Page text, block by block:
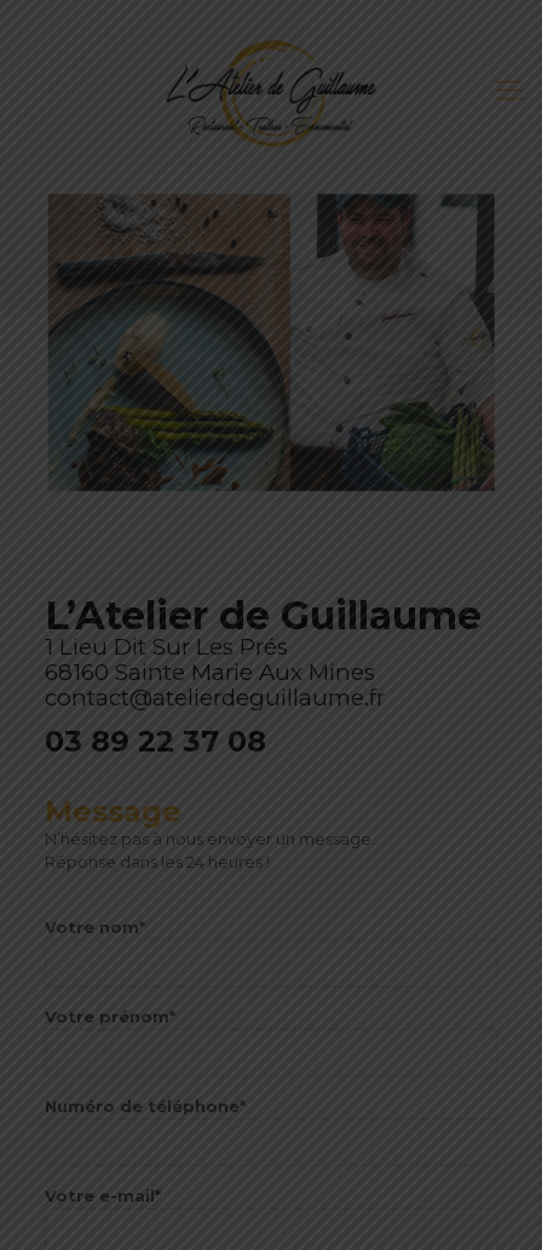
L’Atelier de Guillaume
1 Lieu Dit Sur Les Prés
68160 Sainte Marie Aux Mines
contact@atelierdeguillaume.fr
03 89 22 37 08
Message
N’hésitez pas à nous envoyer un message.
Réponse dans les 24 heures !
Votre nom*
Votre prénom*
Numéro de téléphone*
Votre e-mail*